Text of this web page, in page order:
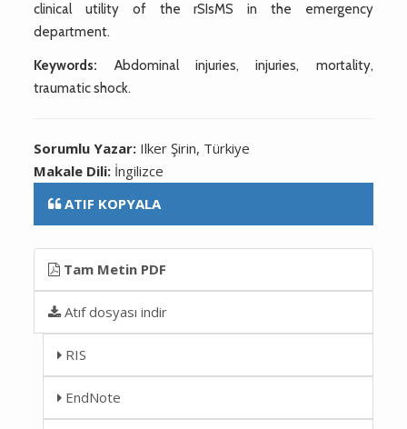
clinical utility of the rSIsMS in the emergency
department.
Keywords: Abdominal injuries, injuries, mortality,
traumatic shock.
Sorumlu Yazar: Ilker Şirin, Türkiye
Makale Dili: İngilizce
ATIF KOPYALA
Tam Metin PDF
Atıf dosyası indir
RIS
EndNote